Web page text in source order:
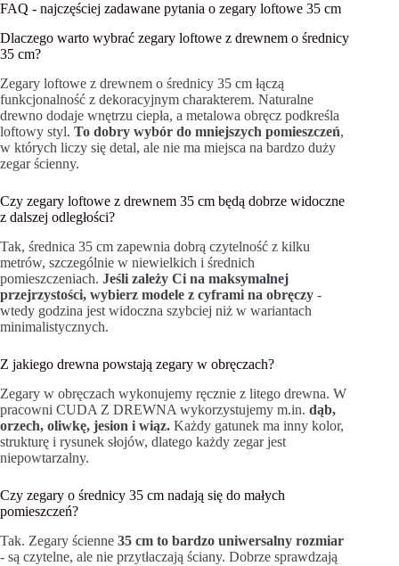
FAQ - najczęściej zadawane pytania o zegary loftowe 35 cm
Dlaczego warto wybrać zegary loftowe z drewnem o średnicy
35 cm?
Zegary loftowe z drewnem o średnicy 35 cm łączą
funkcjonalność z dekoracyjnym charakterem. Naturalne
drewno dodaje wnętrzu ciepła, a metalowa obręcz podkreśla
loftowy styl. To dobry wybór do mniejszych pomieszczeń,
w których liczy się detal, ale nie ma miejsca na bardzo duży
zegar ścienny.
Czy zegary loftowe z drewnem 35 cm będą dobrze widoczne
z dalszej odległości?
Tak, średnica 35 cm zapewnia dobrą czytelność z kilku
metrów, szczególnie w niewielkich i średnich
pomieszczeniach. Jeśli zależy Ci na maksymalnej
przejrzystości, wybierz modele z cyframi na obręczy -
wtedy godzina jest widoczna szybciej niż w wariantach
minimalistycznych.
Z jakiego drewna powstają zegary w obręczach?
Zegary w obręczach wykonujemy ręcznie z litego drewna. W
pracowni CUDA Z DREWNA wykorzystujemy m.in. dąb,
orzech, oliwkę, jesion i wiąz. Każdy gatunek ma inny kolor,
strukturę i rysunek słojów, dlatego każdy zegar jest
niepowtarzalny.
Czy zegary o średnicy 35 cm nadają się do małych
pomieszczeń?
Tak. Zegary ścienne 35 cm to bardzo uniwersalny rozmiar
- są czytelne, ale nie przytłaczają ściany. Dobrze sprawdzają